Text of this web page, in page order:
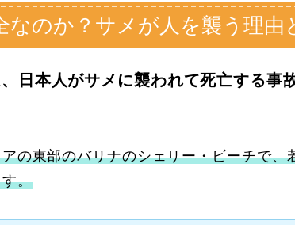
なのか？サメが人を襲う理由
日本人がサメに襲われて死亡する事
の東部のバリナのシェリー・ビーチで、
。